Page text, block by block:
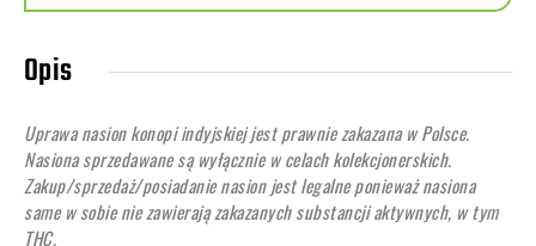
Opis
Uprawa nasion konopi indyjskiej jest prawnie zakazana w Polsce.
Nasiona sprzedawane są wyłącznie w celach kolekcjonerskich.
Zakup/sprzedaż/posiadanie nasion jest legalne ponieważ nasiona
same w sobie nie zawierają zakazanych substancji aktywnych, w tym
THC.